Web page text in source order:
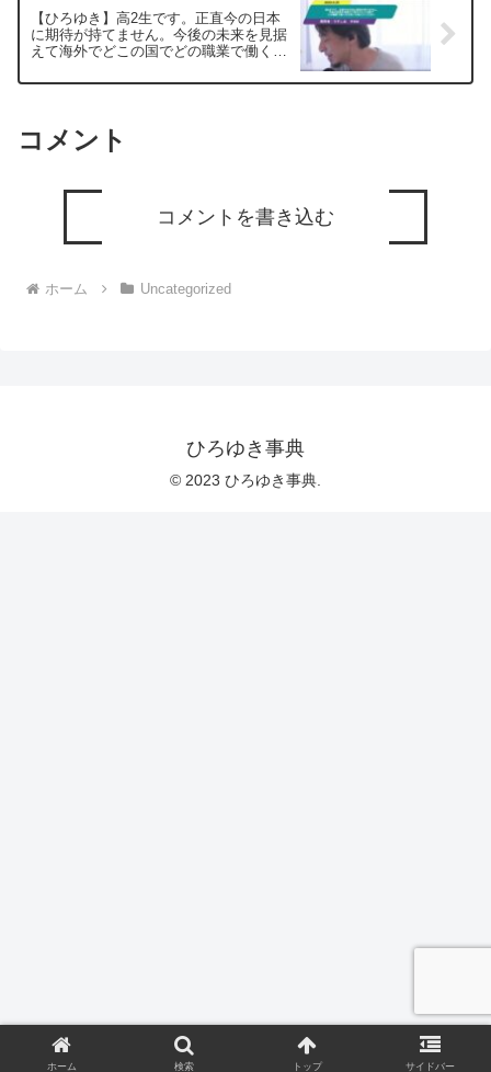
【ひろゆき】高2生です。正直今の日本
に期待が持てません。今後の未来を見据
えて海外でどこの国でどの職業で働くの
り抜き 20250625
コメント
コメントを書き込む
ホーム Uncategorized
ひろゆき事典
© 2023 ひろゆき事典.
ホーム 検索 トップ サイドバー